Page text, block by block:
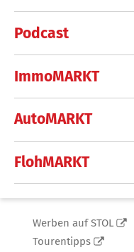
Podcast
ImmoMARKT
AutoMARKT
FlohMARKT
Werben auf STOL
Tourentipps